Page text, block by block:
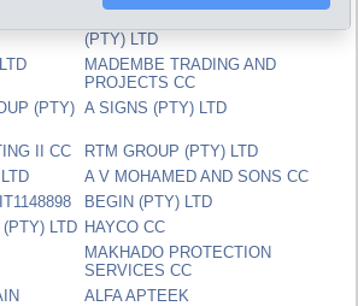
(PTY) LTD
MADEMBE TRADING AND
PROJECTS CC
(PTY) A SIGNS (PTY) LTD
II CC
RTM GROUP (PTY) LTD
A V MOHAMED AND SONS CC
BEGIN (PTY) LTD
LTD HAYCO CC
MAKHADO PROTECTION
SERVICES CC
ALFA APTEEK